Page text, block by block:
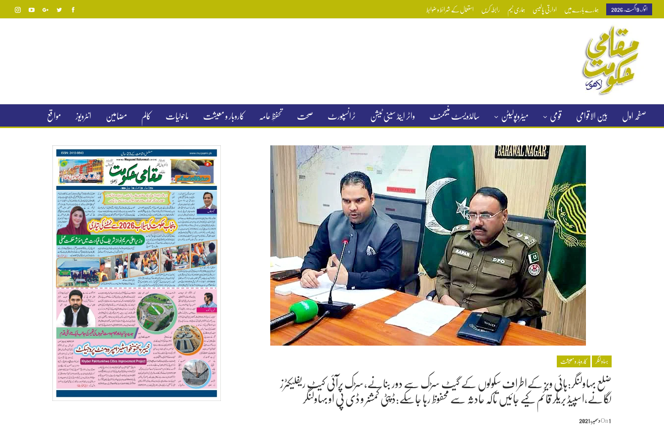
اتوار, 9 اگست, 2026 ہمارے بارے میں ادارتی پالیسی ہماری ٹیم رابطہ کریں استعمال کے شرائط و ضوابط
صفحہ اول بین الاقوامی قومی میٹروپولیٹن سالڈویسٹ منیجمنٹ واٹر اینڈ سینی ٹیشن ٹرانسپورٹ صحت تحفظِ عامہ کاروبار و معیشت ماحولیات کالم مضامین انٹرویوز مواقع
بہاولنگر کاروبار و معیشت
ضلع بہاولنگر:ہائی ویز کےاطراف سکولوں کے گیٹ سڑک سے دور بنانے,سڑک پرآئی کیٹ ریفلیکٹرز
لگانے,اسپیڈ بریکر قائم کیے جائیں تاکہ حادثہ سے محفوظ رہا جاسکے:ڈپٹی کمشنر و ڈی پی او بہاولنگر
On 1 دسمبر, 2021